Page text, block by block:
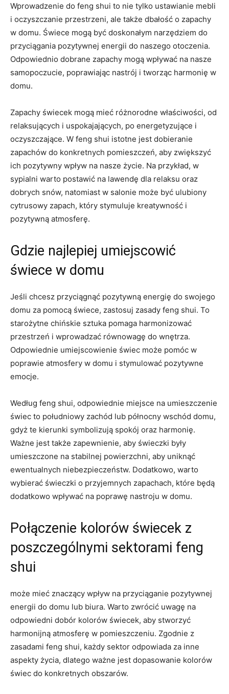
Wprowadzenie do feng shui to nie tylko ustawianie mebli​
i oczyszczanie przestrzeni, ale także dbałość o zapachy⁣
w domu. Świece mogą być ​doskonałym narzędziem do
przyciągania pozytywnej energii‌ do naszego otoczenia.
Odpowiednio​ dobrane zapachy​ mogą wpływać na nasze
samopoczucie, poprawiając nastrój i tworząc ​harmonię w
⁢domu.
Zapachy świecek mogą mieć różnorodne​ właściwości, od
relaksujących i uspokajających,⁣ po energetyzujące i⁤
oczyszczające. W feng shui istotne jest ⁣dobieranie ​
zapachów do‍ konkretnych pomieszczeń, aby ‍zwiększyć
ich pozytywny wpływ⁢ na nasze życie. Na przykład, w
sypialni warto postawić na lawendę dla relaksu‌ oraz
dobrych snów, natomiast ⁢w ⁢salonie może być ulubiony
cytrusowy zapach,⁣ który stymuluje kreatywność i
pozytywną atmosferę.
Gdzie najlepiej umiejscowić
świece w ‌domu
Jeśli ‌chcesz przyciągnąć ⁤pozytywną energię‍ do swojego
domu za pomocą świece, zastosuj⁤ zasady feng shui.⁣ To⁣
starożytne chińskie sztuka pomaga‍ harmonizować
przestrzeń i wprowadzać równowagę ⁣do wnętrza.
⁣Odpowiednie ‍umiejscowienie świec ​może pomóc w
poprawie‍ atmosfery ⁤w ⁢domu i stymulować pozytywne
emocje.
Według feng ‍shui, odpowiednie‍ miejsce ⁢na ‍umieszczenie
świec‌ to ⁤południowy ⁤zachód lub północny wschód domu,
gdyż te kierunki symbolizują spokój‍ oraz harmonię.
Ważne jest także⁢ zapewnienie, aby świeczki były⁢
umieszczone na stabilnej‌ powierzchni, aby uniknąć​
ewentualnych niebezpieczeństw. ‌Dodatkowo, warto
wybierać świeczki o przyjemnych zapachach, które będą
dodatkowo wpływać‍ na poprawę nastroju‌ w ⁤domu.
Połączenie ​kolorów świecek z
⁤poszczególnymi sektorami feng
shui
może mieć​ znaczący wpływ na⁤ przyciąganie pozytywnej‌
energii ⁤do domu lub biura. Warto zwrócić⁤ uwagę na
odpowiedni dobór kolorów świecek, ⁣aby stworzyć
harmonijną ‌atmosferę w pomieszczeniu. Zgodnie z
zasadami ​feng shui, każdy sektor odpowiada‌ za inne
aspekty życia, dlatego⁤ ważne jest dopasowanie kolorów
świec ⁢do konkretnych obszarów.